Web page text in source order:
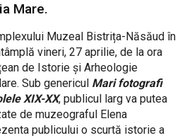
Mare.
Muzeal Bistrița-Năsăud în
vineri, 27 aprilie, de la ora
de Istorie și Arheologie
Sub genericul Mari fotografi
XIX-XX, publicul larg va putea
de muzeograful Elena
publicului o scurtă istorie a